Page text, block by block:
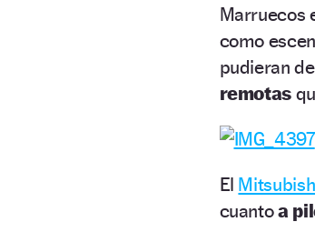
Marruecos
como
pudieran
remotas
El
cuantoa